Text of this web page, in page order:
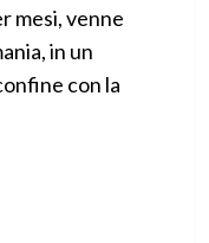
mesi, venne
in un
con la